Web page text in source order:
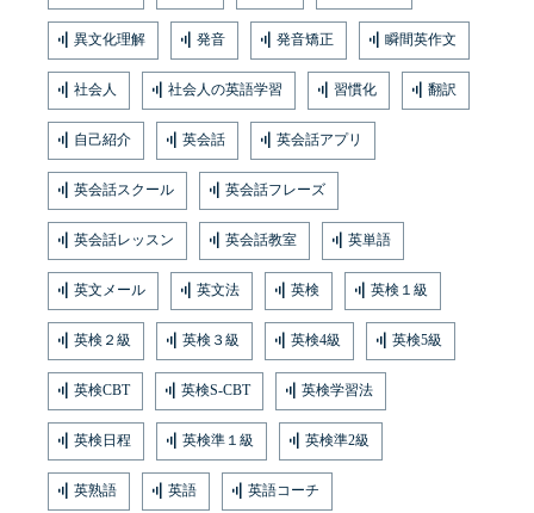
異文化理解 発音 発音矯正 瞬間英作文
社会人 社会人の英語学習 習慣化 翻訳
自己紹介 英会話 英会話アプリ
英会話スクール 英会話フレーズ
英会話レッスン 英会話教室 英単語
英文メール 英文法 英検 英検１級
英検２級 英検３級 英検4級 英検5級
英検CBT 英検S-CBT 英検学習法
英検日程 英検準１級 英検準2級
英熟語 英語 英語コーチ